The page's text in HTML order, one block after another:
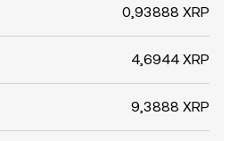
0,93888 XRP
4,6944 XRP
9,3888 XRP